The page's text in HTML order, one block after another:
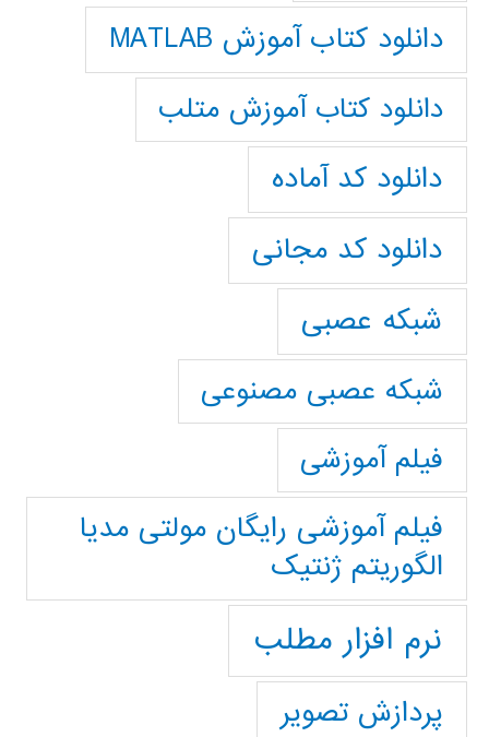
دانلود کتاب آموزش MATLAB
دانلود کتاب آموزش متلب
دانلود کد آماده
دانلود کد مجانی
شبکه عصبی
شبکه عصبی مصنوعی
فیلم آموزشی
فیلم آموزشی رایگان مولتی مدیا
الگوریتم ژنتیک
نرم افزار مطلب
پردازش تصویر